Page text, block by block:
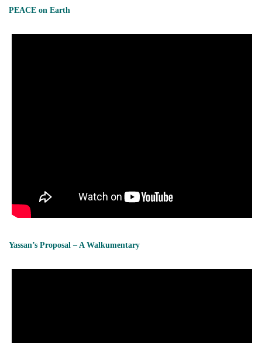
PEACE on Earth
Yassan’s Proposal – A Walkumentary